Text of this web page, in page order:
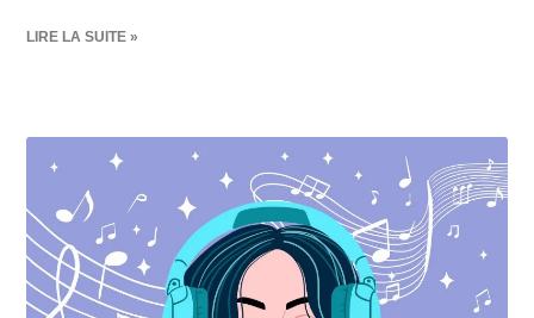
LIRE LA SUITE »